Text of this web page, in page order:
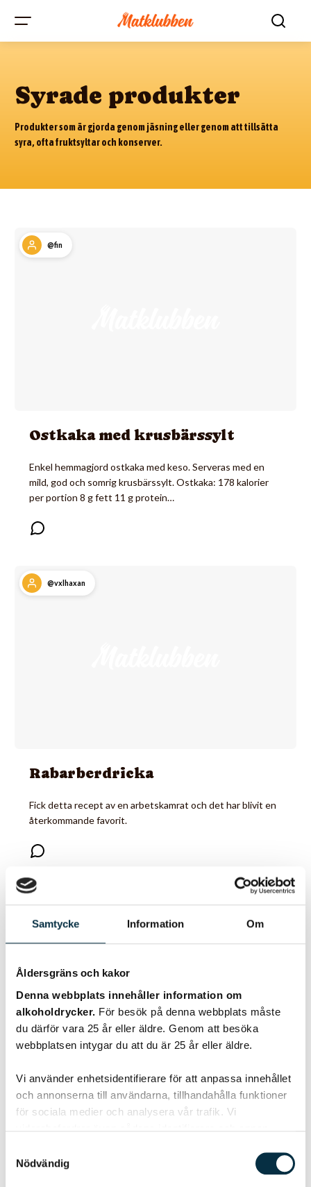
Samtycke Information Om
Åldersgräns och kakor
Denna webbplats innehåller information om
alkoholdrycker. För besök på denna webbplats måste
du därför vara 25 år eller äldre. Genom att besöka
webbplatsen intygar du att du är 25 år eller äldre.
Vi använder enhetsidentifierare för att anpassa innehållet
och annonserna till användarna, tillhandahålla funktioner
för sociala medier och analysera vår trafik. Vi
annons- och analysföretag som vi samarbetar med.
Dessa kan i sin tur kombinera informationen med annan
Nödvändig
Syrade produkter
Produkter som är gjorda genom jäsning eller genom att tillsätta
syra, ofta fruktsyltar och konserver.
@fin
Ostkaka med krusbärssylt
Enkel hemmagjord ostkaka med keso. Serveras med en
mild, god och somrig krusbärssylt. Ostkaka: 178 kalorier
per portion 8 g fett 11 g protein…
@vxlhaxan
Rabarberdricka
Fick detta recept av en arbetskamrat och det har blivit en
återkommande favorit.
@k-kristina
Röd vinbärsdricka
är…